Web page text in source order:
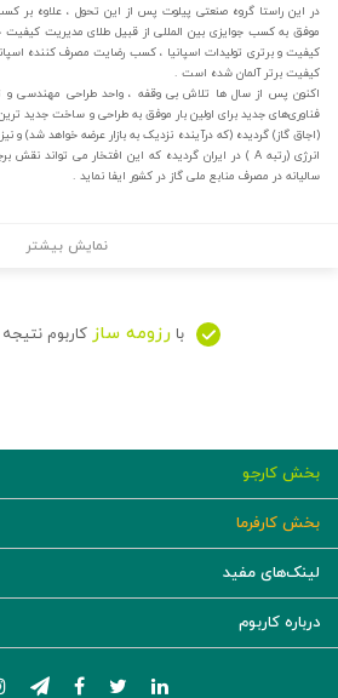
در این راستا گروه صنعتی پیلوت پس از این تحول ، علاوه بر
موفق به کسب جوایزی بین المللی از قبیل طلای مدیریت کیفیت
کیفیت برتر آلمان شده است .
اکنون پس از سال ها تلاش بی وقفه‌ ، واحد طراحی مهندسی و
فناوری‌های جدید برای اولین بار موفق به طراحی و ساخت جدید
(اجاق گاز) گردیده (که درآینده نزدیک به بازار عرضه خواهد شد) و
سالیانه در مصرف منابع ملی گاز در کشور ایفا نماید .
نمایش بیشتر
با رزومه ساز کاربوم
بخش کارجو
بخش کارفرما
لینک‌های مفید
درباره کاربوم